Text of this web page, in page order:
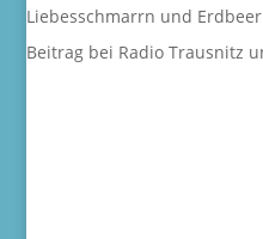
Liebesschmarrn und
Beitrag bei Radio Trausnitz